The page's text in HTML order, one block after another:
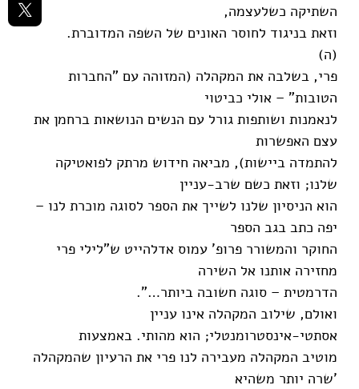
השתיקה כשלעצמה,
וזאת בניגוד לחוסר האונים של השפה המדוברת.
(ה)
פרי, בשלבה את המקהלה (המזוהה עם "החברות
הטובות" – אולי כביטוי
לנאמנות ושותפות גורל עם הנשים הנושאות ברחמן את
עצם האפשרות
להתמדה ביישות), מביאה חידוש מרתק לפואטיקה
שלנו; וזאת כשם שרב-עניין
הוא הניסיון שלנו לשייך את הספר לסוגה מוכרת לנו –
יפה כתב בגב הספר
החוקר והמשורר פרופ' עמוס אדלהייט ש"לילי פרי
מחזירה אותנו אל השירה
הדרמטית – סוגה חשובה ביותר…".
ואולם, שילוב המקהלה אינו עניין
אסתטי-אינסטרומנטלי; הוא מהותי. באמצעות
מוטיב המקהלה מעבירה לנו פרי את הרעיון שהמקהלה
'שרה יותר משהיא